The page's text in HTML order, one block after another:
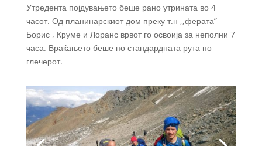
Утредента појдувањето беше рано утрината во 4
часот. Од планинарскиот дом преку т.н ,,ферата”
Борис , Круме и Лоранс врвот го освоија за неполни 7
часа. Враќањето беше по стандардната рута по
глечерот.